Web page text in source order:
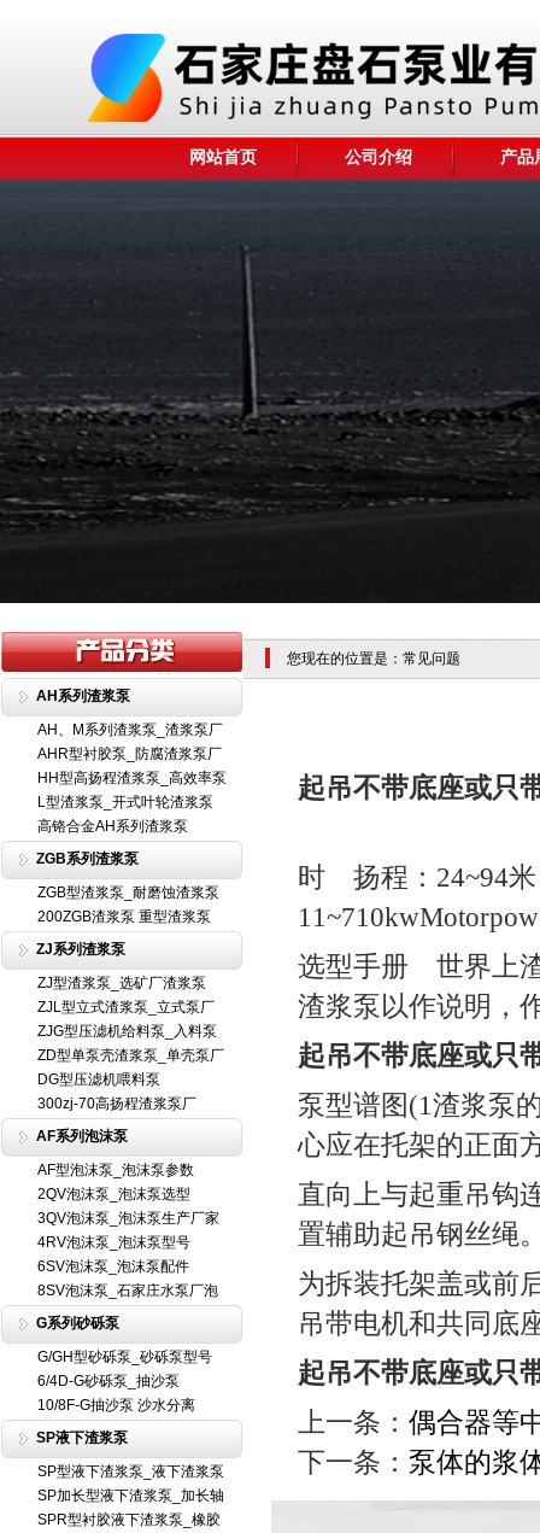
网站首页 公司介绍 产品
AH系列渣浆泵
AH、M系列渣浆泵_渣浆泵厂
AHR型衬胶泵_防腐渣浆泵厂
HH型高扬程渣浆泵_高效率泵
L型渣浆泵_开式叶轮渣浆泵
高铬合金AH系列渣浆泵
ZGB系列渣浆泵
ZGB型渣浆泵_耐磨蚀渣浆泵
200ZGB渣浆泵 重型渣浆泵
ZJ系列渣浆泵
ZJ型渣浆泵_选矿厂渣浆泵
ZJL型立式渣浆泵_立式泵厂
ZJG型压滤机给料泵_入料泵
ZD型单泵壳渣浆泵_单壳泵厂
DG型压滤机喂料泵
300zj-70高扬程渣浆泵厂
AF系列泡沫泵
AF型泡沫泵_泡沫泵参数
2QV泡沫泵_泡沫泵选型
3QV泡沫泵_泡沫泵生产厂家
4RV泡沫泵_泡沫泵型号
6SV泡沫泵_泡沫泵配件
8SV泡沫泵_石家庄水泵厂泡
G系列砂砾泵
G/GH型砂砾泵_砂砾泵型号
6/4D-G砂砾泵_抽沙泵
10/8F-G抽沙泵 沙水分离
SP液下渣浆泵
SP型液下渣浆泵_液下渣浆泵
SP加长型液下渣浆泵_加长轴
SPR型衬胶液下渣浆泵_橡胶
您现在的位置是：常见问题
起吊不带底座或只
时 扬程：24~94
选型手册 世界上
渣浆泵以作说明，
起吊不带底座或只
泵型谱图(1渣浆泵
心应在托架的正面
直向上与起重吊钩
置辅助起吊钢丝绳
为拆装托架盖或前
吊带电机和共同底
起吊不带底座或只
上一条： 偶合器等
下一条： 泵体的浆